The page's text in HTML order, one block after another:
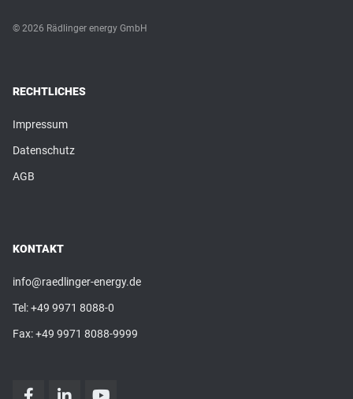
© 2026 Rädlinger energy GmbH
RECHTLICHES
Impressum
Datenschutz
AGB
KONTAKT
info@raedlinger-energy.de
Tel:+49 9971 8088-0
Fax: +49 9971 8088-9999